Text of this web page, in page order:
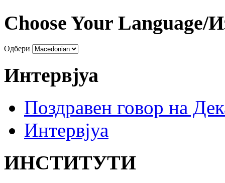
Choose Your Language/
Одбери
Интервјуа
Поздравен говор на
Интервјуа
ИНСТИТУТИ